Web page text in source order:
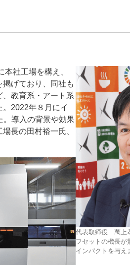
材～ JAPAN PACK 2023 特集 中
問い合わせ
社工場を構え、
げており、同社も
教育系・アート系
2022年８月にイ
。導入の背景や効果
長の田村裕一氏、
代表取締役 萬上
フセットの機長が
インパクトを与え